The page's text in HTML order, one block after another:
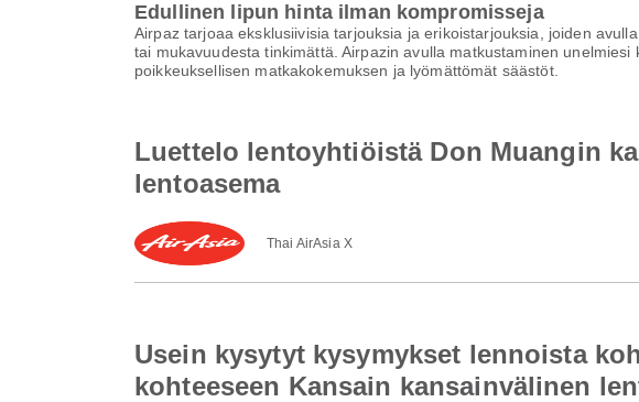
Edullinen lipun hinta ilman kompromisseja
Airpaz tarjoaa eksklusiivisia tarjouksia ja erikoistarjouksia, joiden
tai mukavuudesta tinkimättä. Airpazin avulla matkustaminen
poikkeuksellisen matkakokemuksen ja lyömättömät säästöt.
Luettelo lentoyhtiöistä Don Muangin
lentoasema
Thai AirAsia X
Usein kysytyt kysymykset lennoista
kohteeseen Kansain kansainvälinen